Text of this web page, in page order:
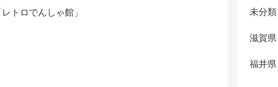
トロでんしゃ館」 未分類
滋賀県
福井県